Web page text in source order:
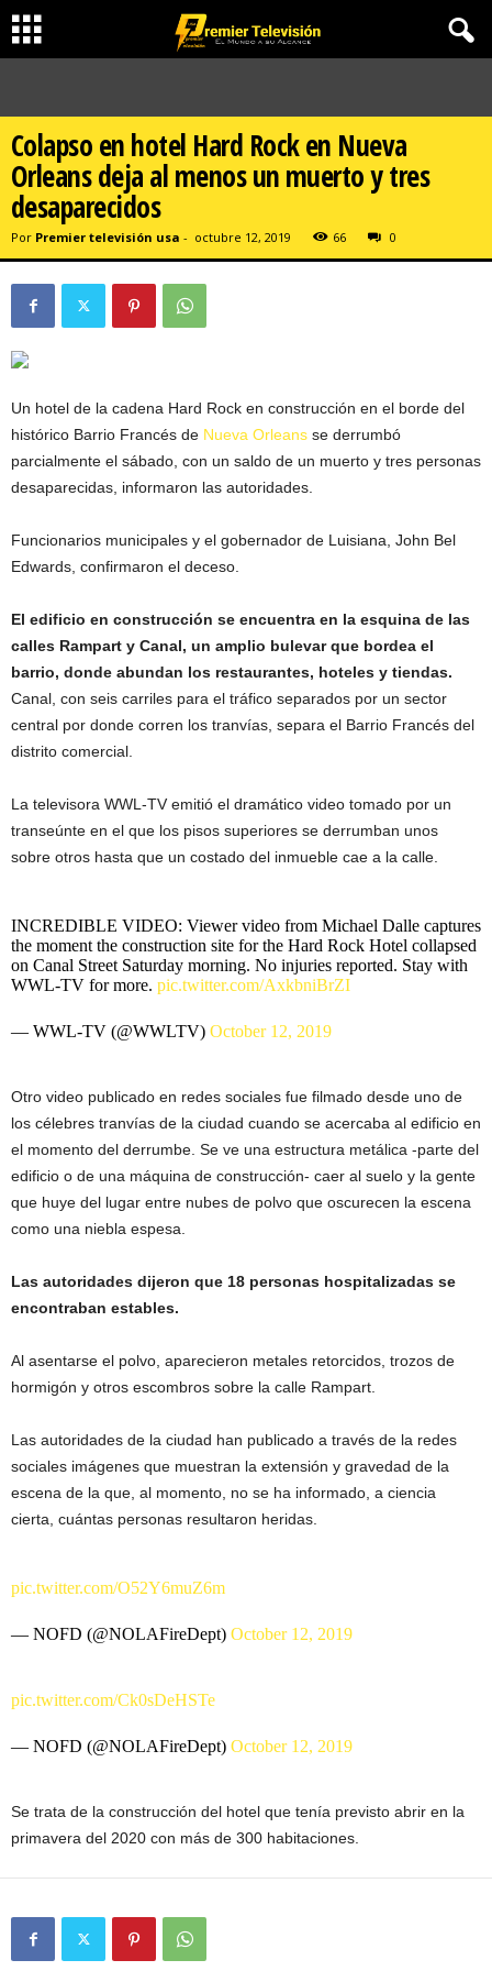
Colapso en hotel Hard Rock en Nueva
Orleans deja al menos un muerto y tres
desaparecidos
Por Premier televisión usa - octubre 12, 2019 66 0
Un hotel de la cadena Hard Rock en construcción en el borde del
histórico Barrio Francés de Nueva Orleans se derrumbó
parcialmente el sábado, con un saldo de un muerto y tres personas
desaparecidas, informaron las autoridades.
Funcionarios municipales y el gobernador de Luisiana, John Bel
Edwards, confirmaron el deceso.
El edificio en construcción se encuentra en la esquina de las
calles Rampart y Canal, un amplio bulevar que bordea el
barrio, donde abundan los restaurantes, hoteles y tiendas.
Canal, con seis carriles para el tráfico separados por un sector
central por donde corren los tranvías, separa el Barrio Francés del
distrito comercial.
La televisora WWL-TV emitió el dramático video tomado por un
transeúnte en el que los pisos superiores se derrumban unos
sobre otros hasta que un costado del inmueble cae a la calle.
INCREDIBLE VIDEO: Viewer video from Michael Dalle captures
the moment the construction site for the Hard Rock Hotel collapsed
on Canal Street Saturday morning. No injuries reported. Stay with
WWL-TV for more. pic.twitter.com/AxkbniBrZI
— WWL-TV (@WWLTV) October 12, 2019
Otro video publicado en redes sociales fue filmado desde uno de
los célebres tranvías de la ciudad cuando se acercaba al edificio en
el momento del derrumbe. Se ve una estructura metálica -parte del
edificio o de una máquina de construcción- caer al suelo y la gente
que huye del lugar entre nubes de polvo que oscurecen la escena
como una niebla espesa.
Las autoridades dijeron que 18 personas hospitalizadas se
encontraban estables.
Al asentarse el polvo, aparecieron metales retorcidos, trozos de
hormigón y otros escombros sobre la calle Rampart.
Las autoridades de la ciudad han publicado a través de la redes
sociales imágenes que muestran la extensión y gravedad de la
escena de la que, al momento, no se ha informado, a ciencia
cierta, cuántas personas resultaron heridas.
pic.twitter.com/O52Y6muZ6m
— NOFD (@NOLAFireDept) October 12, 2019
pic.twitter.com/Ck0sDeHSTe
— NOFD (@NOLAFireDept) October 12, 2019
Se trata de la construcción del hotel que tenía previsto abrir en la
primavera del 2020 con más de 300 habitaciones.